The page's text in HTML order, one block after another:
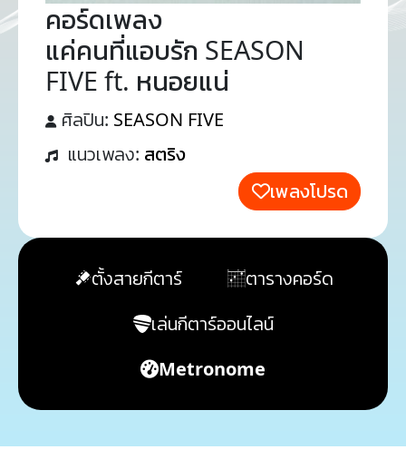
คอร์ดเพลง
แค่คนที่แอบรัก SEASON
FIVE ft. หนอยแน่
ศิลปิน: SEASON FIVE
แนวเพลง: สตริง
เพลงโปรด
ตั้งสายกีตาร์
ตารางคอร์ด
เล่นกีตาร์ออนไลน์
Metronome